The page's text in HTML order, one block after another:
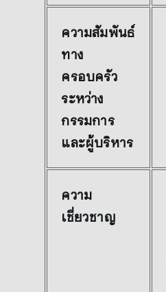
ความสัมพันธ์
ทาง
ครอบครัว
ระหว่าง
กรรมการ
และผู้บริหาร
ความ
เชี่ยวชาญ